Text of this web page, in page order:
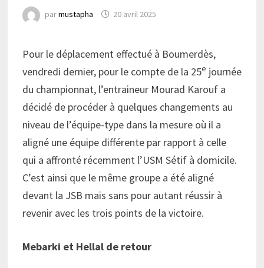
parmustapha 20 avril 2025
Pour le déplacement effectué à Boumerdès,
vendredi dernier, pour le compte de la 25e journée
du championnat, l’entraineur Mourad Karouf a
décidé de procéder à quelques changements au
niveau de l’équipe-type dans la mesure où il a
aligné une équipe différente par rapport à celle
qui a affronté récemment l’USM Sétif à domicile.
C’est ainsi que le même groupe a été aligné
devant la JSB mais sans pour autant réussir à
revenir avec les trois points de la victoire.
Mebarki et Hellal de retour